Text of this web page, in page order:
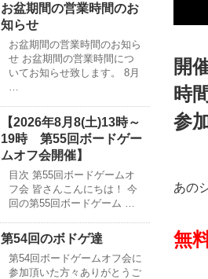
開
時
参
あの
無
お盆期間の営業時間のお
知らせ
お盆期間の営業時間のお知ら
せ お盆期間の営業時間につ
いてお知らせ致します。 8月
【2026年8月8(土)13時～
19時 第55回ボードゲー
ムオフ会開催】
目次 第55回ボードゲームオ
フ会 皆さんこんにちは！ 今
回の第55回ボードゲーム …
第54回のボドゲ達
第54回ボードゲームオフ会に
参加頂いた方々ありがとうご